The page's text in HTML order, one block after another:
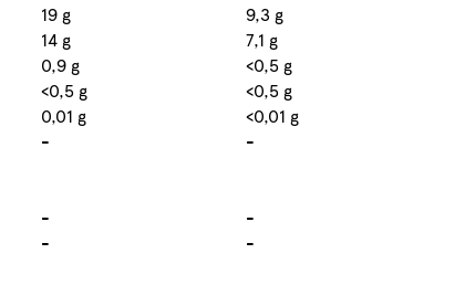
19 g 9,3 g
14 g 7,1 g
0,9 g
<0,5 g
<0,5 g <0,5 g
0,01 g <0,01 g
- -
- -
- -